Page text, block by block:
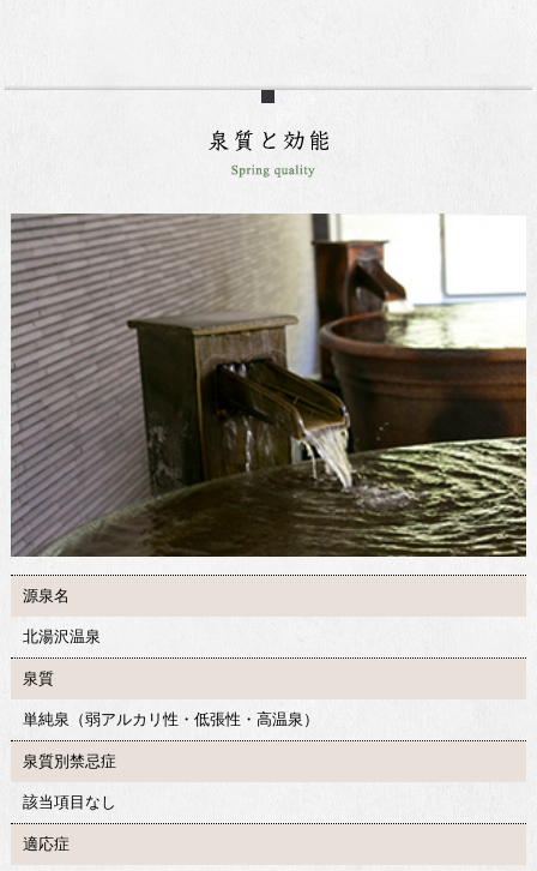
源泉名
北湯沢温泉
泉質
単純泉（弱アルカリ性・低張性・高温泉）
泉質別禁忌症
該当項目なし
適応症